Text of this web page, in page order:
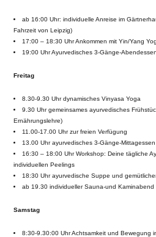
ab 16:00 Uhr: individuelle Anreise im
Fahrzeit von Leipzig)
17:00 – 18:30 Uhr Ankommen mit Yin/Yang
19:00 Uhr Ayurvedisches 3-Gänge-
Freitag
8.30-9.30 Uhr dynamisches Vinyasa Yoga
9.30 Uhr gemeinsames ayurvedisches
Ernährungslehre)
11.00-17.00 Uhr zur freien Verfügung
13.00 Uhr ayurvedisches 3-Gänge-Mittagessen
16:30 – 18:00 Uhr Workshop: Deine tägliche
individuellen Peelings
18:30 Uhr ayurvedische Suppe und
ab 19.30 individueller Sauna-und Kaminabend
Samstag
8:30-9.30:00 Uhr Achtsamkeit und Bewegung